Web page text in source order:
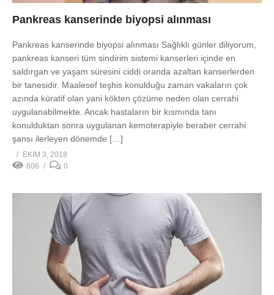
Pankreas kanserinde biyopsi alınması
Pankreas kanserinde biyopsi alınması Sağlıklı günler diliyorum,
pankreas kanseri tüm sindirim sistemi kanserleri içinde en
saldırgan ve yaşam süresini ciddi oranda azaltan kanserlerden
bir tanesidir. Maalesef teşhis konulduğu zaman vakaların çok
azında küratif olan yani kökten çözüme neden olan cerrahi
uygulanabilmekte. Ancak hastaların bir kısmında tanı
konulduktan sonra uygulanan kemoterapiyle beraber cerrahi
şansı ilerleyen dönemde […]
EKIM 3, 2018
606
0